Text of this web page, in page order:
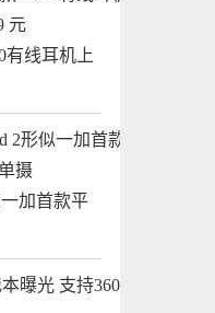
有线耳机上
加首款平